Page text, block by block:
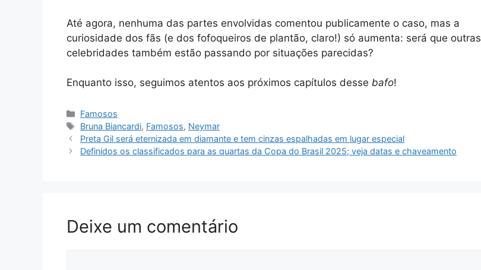
Até agora, nenhuma das partes envolvidas comentou publicamente o caso, mas a
curiosidade dos fãs (e dos fofoqueiros de plantão, claro!) só aumenta: será que outras
celebridades também estão passando por situações parecidas?
Enquanto isso, seguimos atentos aos próximos capítulos desse bafo!
Categorias
Famosos
Tags
Bruna Biancardi, Famosos, Neymar
Preta Gil será eternizada em diamante e tem cinzas espalhadas em lugar especial
Definidos os classificados para as quartas da Copa do Brasil 2025; veja datas e chaveamento
Deixe um comentário